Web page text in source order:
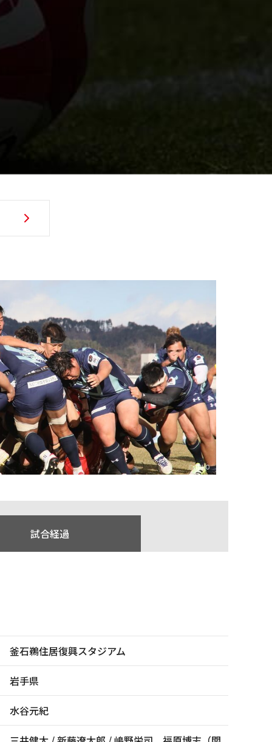
試合経過
釜石鵜住居復興スタジアム
岩手県
水谷元紀